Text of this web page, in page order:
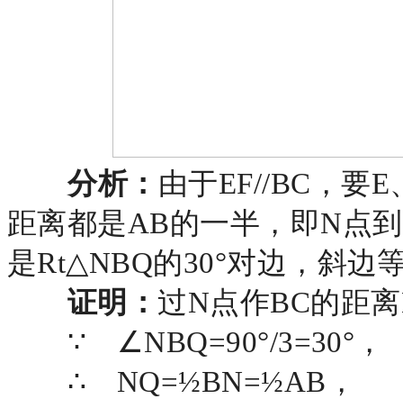
分析： 由于EF//BC，要
距离都是AB的一半，即N点
是Rt△NBQ的30°对边，斜边
证明：过N点作BC的距
∵ ∠NBQ=90°/3=30°，
∴ NQ=½BN=½AB，